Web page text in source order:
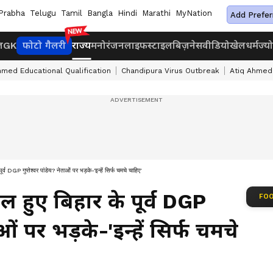
Telugu Tamil Bangla Hindi Marathi MyNation Add
GK फोटो गैलरी राज्यमनोरंजनलाइफस्टाइलबिज़नेसवीडियोखेलधर्म
Educational Qualification Chandipura Virus Outbreak Atiq
DGP गुप्तेश्वर पांडेय? नेताओं पर भड़के-'इन्हें सिर्फ चमचे चाहिए'
हुए बिहार के पूर्व DGP
पर भड़के-'इन्हें सिर्फ चमचे